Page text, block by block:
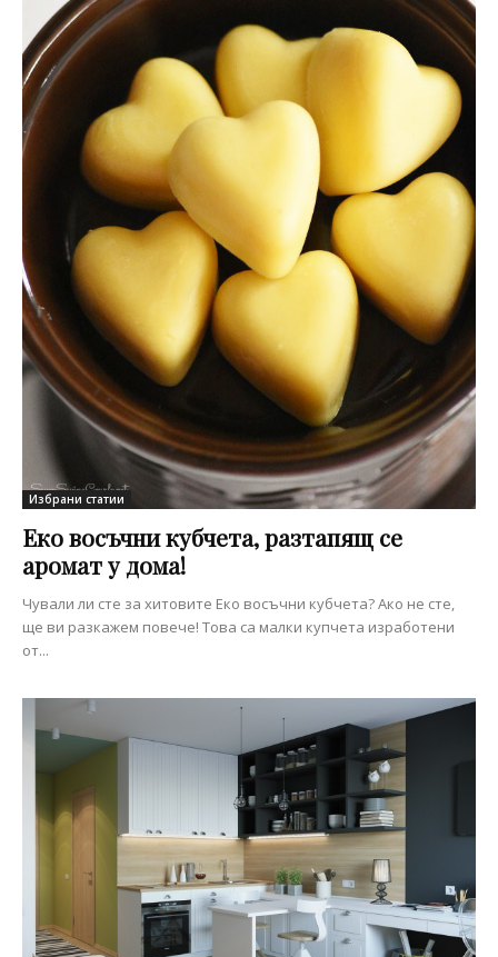
Избрани статии
Еко восъчни кубчета, разтапящ се
аромат у дома!
Чували ли сте за хитовите Еко восъчни кубчета? Ако не сте,
ще ви разкажем повече! Това са малки купчета изработени
от...